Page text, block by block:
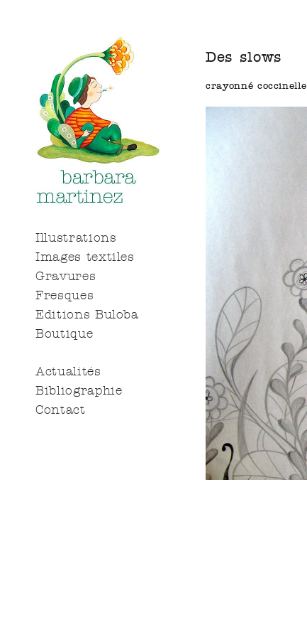
Illustrations
Images textiles
Gravures
Fresques
Editions Buloba
Boutique
Actualités
Bibliographie
Contact
Des slows
crayonné coccinelle